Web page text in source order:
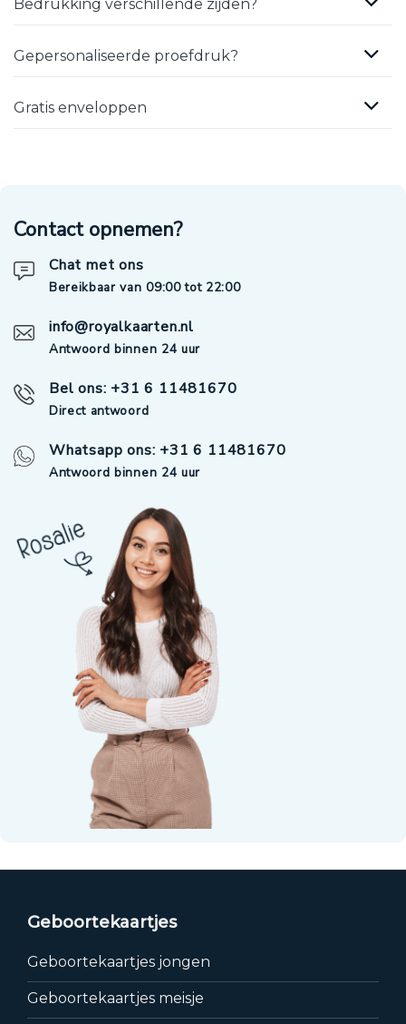
Bedrukking verschillende zijden?
Gepersonaliseerde proefdruk?
Gratis enveloppen
Contact opnemen?
Chat met ons
Bereikbaar van 09:00 tot 22:00
info@royalkaarten.nl
Antwoord binnen 24 uur
Bel ons: +31 6 11481670
Direct antwoord
Whatsapp ons: +31 6 11481670
Antwoord binnen 24 uur
Geboortekaartjes
Geboortekaartjes jongen
Geboortekaartjes meisje